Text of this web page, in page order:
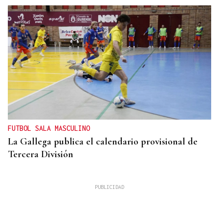
FUTBOL SALA MASCULINO
La Gallega publica el calendario provisional de
Tercera División